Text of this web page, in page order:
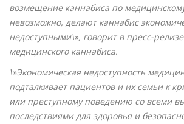
возмещение каннабиса по
невозможно, делают каннабис
недоступными\», говорит в пресс-
медицинского каннабиса.
\»Экономическая недоступность
подталкивает пациентов и их семьи к
или преступному поведению со всеми
последствиями для здоровья и